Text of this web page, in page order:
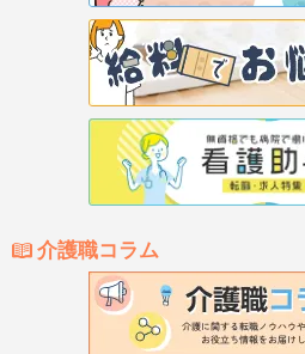
介護職コラム